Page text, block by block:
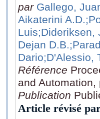
par Gallego,
Aikaterini A.D.
Luis;Dideriksen,
Dejan D.B.
Dario;D'Alessio,
Référence
and
Publication
Article révisé